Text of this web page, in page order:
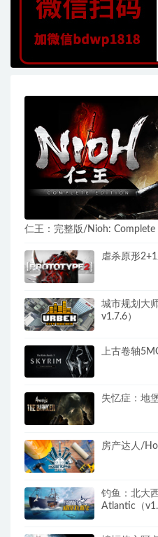
仁王：完整版/Nioh: Complete
虐杀原形
城市规划大
v1.7.6）
上古卷轴
失忆症：地
房产达人/
钓鱼：北大
Atlantic（